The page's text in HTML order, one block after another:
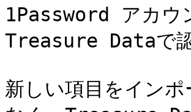
1Password アカウ
Treasure Dataで
新しい項目をイン